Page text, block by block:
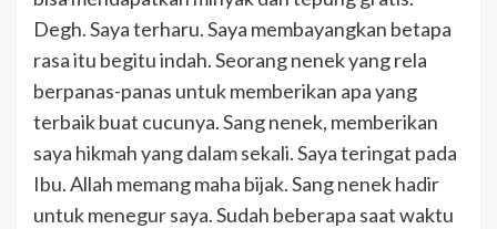
Degh. Saya terharu. Saya membayangkan betapa
rasa itu begitu indah. Seorang nenek yang rela
berpanas-panas untuk memberikan apa yang
terbaik buat cucunya. Sang nenek, memberikan
saya hikmah yang dalam sekali. Saya teringat pada
Ibu. Allah memang maha bijak. Sang nenek hadir
untuk menegur saya. Sudah beberapa saat waktu